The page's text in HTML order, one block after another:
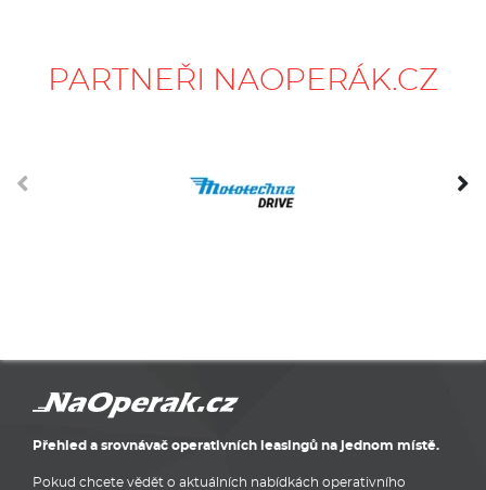
PARTNEŘI NAOPERÁK.CZ
Přehled a srovnávač operativních leasingů na jednom místě.
Pokud chcete vědět o aktuálních nabídkách operativního